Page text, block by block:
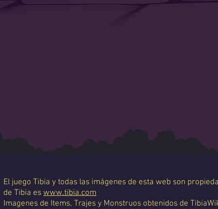
El juego Tibia y todas las imágenes de esta web son
de Tibia es www.tibia.com
Imagenes de Items, Trajes y Monstruos obtenidos de